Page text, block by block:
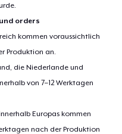
orders
kommen voraussichtlich
Produktion an.
die Niederlande und
von 7–12 Werktagen
Europas kommen
nach der Produktion